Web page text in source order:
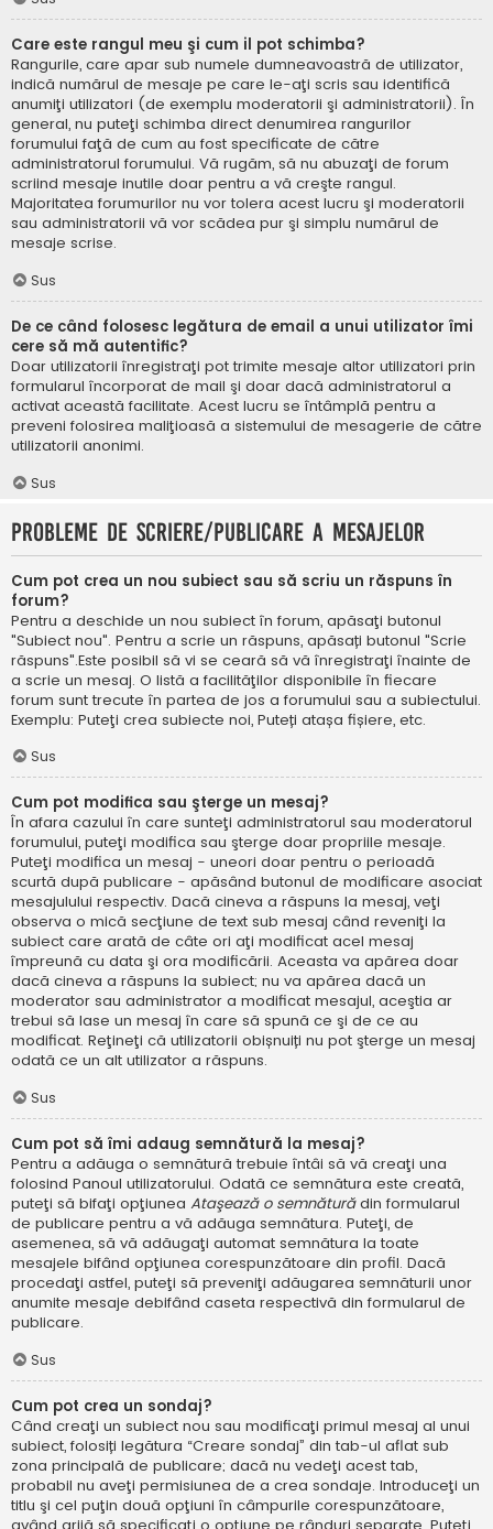
Care este rangul meu şi cum il pot schimba?
Rangurile, care apar sub numele dumneavoastră de utilizator,
indică numărul de mesaje pe care le-aţi scris sau identifică
anumiţi utilizatori (de exemplu moderatorii şi administratorii). În
general, nu puteţi schimba direct denumirea rangurilor
forumului faţă de cum au fost specificate de către
administratorul forumului. Vă rugăm, să nu abuzaţi de forum
scriind mesaje inutile doar pentru a vă creşte rangul.
Majoritatea forumurilor nu vor tolera acest lucru şi moderatorii
sau administratorii vă vor scădea pur şi simplu numărul de
mesaje scrise.
Sus
De ce când folosesc legătura de email a unui utilizator îmi
cere să mă autentific?
Doar utilizatorii înregistraţi pot trimite mesaje altor utilizatori prin
formularul încorporat de mail şi doar dacă administratorul a
activat această facilitate. Acest lucru se întâmplă pentru a
preveni folosirea maliţioasă a sistemului de mesagerie de către
utilizatorii anonimi.
Sus
Probleme de scriere/publicare a mesajelor
Cum pot crea un nou subiect sau să scriu un răspuns în
forum?
Pentru a deschide un nou subiect în forum, apăsaţi butonul
"Subiect nou". Pentru a scrie un răspuns, apăsați butonul "Scrie
răspuns".Este posibil să vi se ceară să vă înregistraţi înainte de
a scrie un mesaj. O listă a facilităţilor disponibile în fiecare
forum sunt trecute în partea de jos a forumului sau a subiectului.
Exemplu: Puteţi crea subiecte noi, Puteți atașa fișiere, etc.
Sus
Cum pot modifica sau şterge un mesaj?
În afara cazului în care sunteţi administratorul sau moderatorul
forumului, puteţi modifica sau şterge doar propriile mesaje.
Puteţi modifica un mesaj - uneori doar pentru o perioadă
scurtă după publicare - apăsând butonul de modificare asociat
mesajulului respectiv. Dacă cineva a răspuns la mesaj, veţi
observa o mică secţiune de text sub mesaj când reveniţi la
subiect care arată de câte ori aţi modificat acel mesaj
împreună cu data şi ora modificării. Aceasta va apărea doar
dacă cineva a răspuns la subiect; nu va apărea dacă un
moderator sau administrator a modificat mesajul, aceştia ar
trebui să lase un mesaj în care să spună ce şi de ce au
modificat. Reţineţi că utilizatorii obișnuiți nu pot şterge un mesaj
odată ce un alt utilizator a răspuns.
Sus
Cum pot să îmi adaug semnătură la mesaj?
Pentru a adăuga o semnătură trebuie întâi să vă creaţi una
folosind Panoul utilizatorului. Odată ce semnătura este creată,
puteţi să bifaţi opţiunea Ataşează o semnăturădin formularul
de publicare pentru a vă adăuga semnătura. Puteţi, de
asemenea, să vă adăugaţi automat semnătura la toate
mesajele bifând opţiunea corespunzătoare din profil. Dacă
procedaţi astfel, puteţi să preveniţi adăugarea semnăturii unor
anumite mesaje debifând caseta respectivă din formularul de
publicare.
Sus
Cum pot crea un sondaj?
Când creaţi un subiect nou sau modificaţi primul mesaj al unui
subiect, folosiți legătura “Creare sondaj” din tab-ul aflat sub
zona principală de publicare; dacă nu vedeţi acest tab,
probabil nu aveţi permisiunea de a crea sondaje. Introduceţi un
titlu şi cel puţin două opţiuni în câmpurile corespunzătoare,